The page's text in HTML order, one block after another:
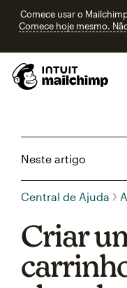
Comece usar o
Comece hoje mesmo.
Neste artigo
Central de Ajuda
Criar